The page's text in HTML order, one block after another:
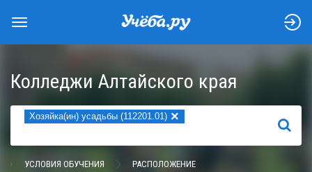
Колледжи Алтайского края
Хозяйка(ин) усадьбы (112201.01) ×
НАЙТИ
УСЛОВИЯ ОБУЧЕНИЯ РАСПОЛОЖЕНИЕ